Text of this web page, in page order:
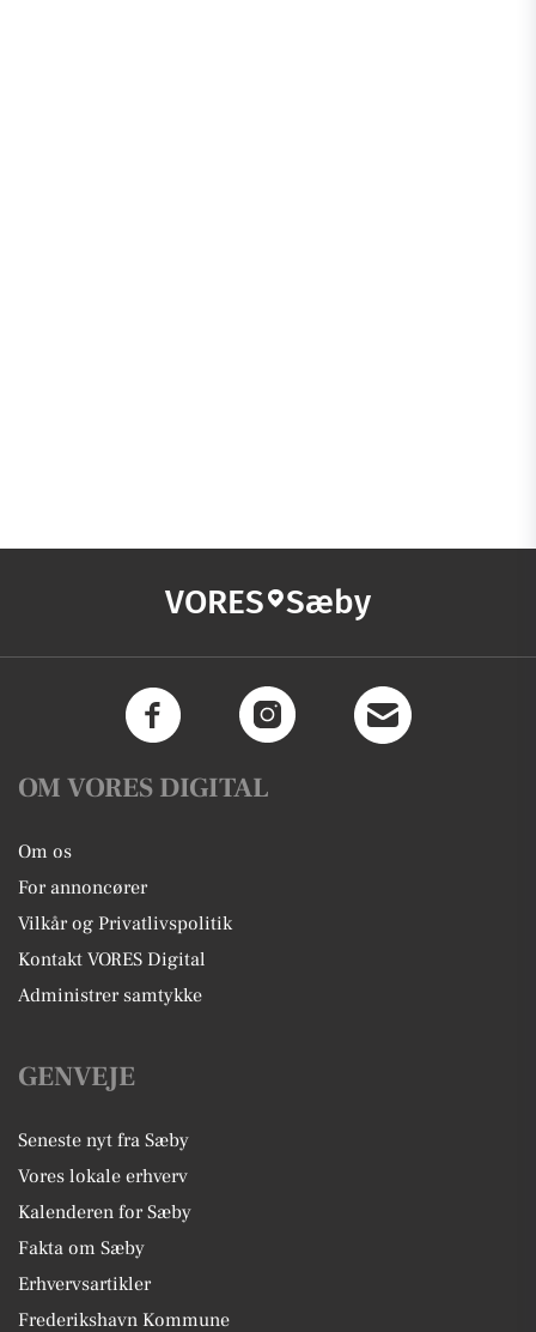
VORES Sæby
OM VORES DIGITAL
Om os
For annoncører
Vilkår og Privatlivspolitik
Kontakt VORES Digital
Administrer samtykke
GENVEJE
Seneste nyt fra Sæby
Vores lokale erhverv
Kalenderen for Sæby
Fakta om Sæby
Erhvervsartikler
Frederikshavn Kommune